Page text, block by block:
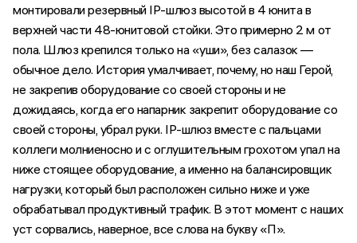
монтировали резервный IP-шлюз высотой в 4 юнита в
верхней части 48-юнитовой стойки. Это примерно 2 м от
пола. Шлюз крепился только на «уши», без салазок —
обычное дело. История умалчивает, почему, но наш Герой,
не закрепив оборудование со своей стороны и не
дожидаясь, когда его напарник закрепит оборудование со
своей стороны, убрал руки. IP-шлюз вместе с пальцами
коллеги молниеносно и с оглушительным грохотом упал на
ниже стоящее оборудование, а именно на балансировщик
нагрузки, который был расположен сильно ниже и уже
обрабатывал продуктивный трафик. В этот момент с наших
уст сорвались, наверное, все слова на букву «П».